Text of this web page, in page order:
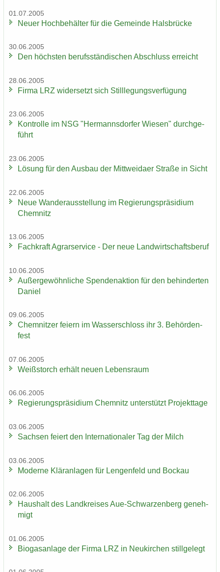
01.07.2005
Neuer Hoch­be­häl­ter für die Ge­mein­de Hals­brü­cke
30.06.2005
Den höchs­ten be­rufs­stän­di­schen Ab­schluss er­reicht
28.06.2005
Firma LRZ wi­der­setzt sich Still­le­gungs­ver­fü­gung
23.06.2005
Kon­trol­le im NSG "Her­manns­dor­fer Wie­sen" durch­ge­
führt
23.06.2005
Lö­sung für den Aus­bau der Mitt­wei­da­er Stra­ße in Sicht
22.06.2005
Neue Wan­der­aus­stel­lung im Re­gie­rungs­prä­si­di­um
Chem­nitz
13.06.2005
Fach­kraft Agrar­ser­vice - Der neue Land­wirt­schafts­be­ruf
10.06.2005
Au­ßer­ge­wöhn­li­che Spen­den­ak­ti­on für den be­hin­der­ten
Da­ni­el
09.06.2005
Chem­nit­zer fei­ern im Was­ser­schloss ihr 3. Be­hör­den­
fest
07.06.2005
Weiß­storch er­hält neuen Le­bens­raum
06.06.2005
Re­gie­rungs­prä­si­di­um Chem­nitz un­ter­stützt Pro­jekt­ta­ge
03.06.2005
Sach­sen fei­ert den In­ter­na­tio­na­ler Tag der Milch
03.06.2005
Mo­der­ne Klär­an­la­gen für Len­gen­feld und Bo­ckau
02.06.2005
Haus­halt des Land­krei­ses Aue-​Schwarzenberg ge­neh­
migt
01.06.2005
Bio­gas­an­la­ge der Firma LRZ in Neu­kir­chen still­ge­legt